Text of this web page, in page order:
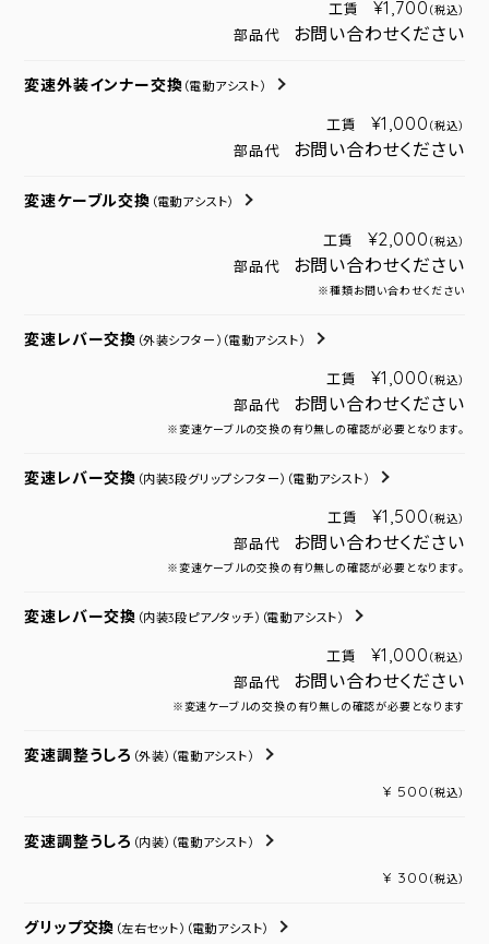
工賃 ¥1,700 （税込）
部品代 お問い合わせください
変速外装インナー交換 （電動アシスト）
工賃 ¥1,000 （税込）
部品代 お問い合わせください
変速ケーブル交換 （電動アシスト）
工賃 ¥2,000 （税込）
部品代 お問い合わせください
※種類お問い合わせください
変速レバー交換 （外装シフター） （電動アシスト）
工賃 ¥1,000 （税込）
部品代 お問い合わせください
※変速ケーブルの交換の有り無しの確認が必要となります。
変速レバー交換 （内装3段グリップシフター） （電動アシスト）
工賃 ¥1,500 （税込）
部品代 お問い合わせください
※変速ケーブルの交換の有り無しの確認が必要となります。
変速レバー交換 （内装3段ピアノタッチ） （電動アシスト）
工賃 ¥1,000 （税込）
部品代 お問い合わせください
※変速ケーブルの交換の有り無しの確認が必要となります
変速調整うしろ （外装） （電動アシスト）
¥ 500 （税込）
変速調整うしろ （内装） （電動アシスト）
¥ 300 （税込）
グリップ交換 （左右セット） （電動アシスト）